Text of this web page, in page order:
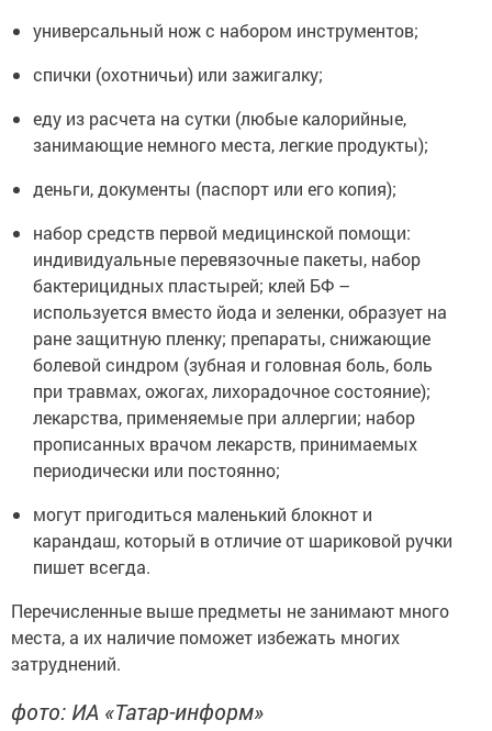
универсальный нож с набором инструментов;
спички (охотничьи) или зажигалку;
еду из расчета на сутки (любые калорийные,
занимающие немного места, легкие продукты);
деньги, документы (паспорт или его копия);
набор средств первой медицинской помощи:
индивидуальные перевязочные пакеты, набор
бактерицидных пластырей; клей БФ –
используется вместо йода и зеленки, образует на
ране защитную пленку; препараты, снижающие
болевой синдром (зубная и головная боль, боль
при травмах, ожогах, лихорадочное состояние);
лекарства, применяемые при аллергии; набор
прописанных врачом лекарств, принимаемых
периодически или постоянно;
могут пригодиться маленький блокнот и
карандаш, который в отличие от шариковой ручки
пишет всегда.
Перечисленные выше предметы не занимают много
места, а их наличие поможет избежать многих
затруднений.
фото: ИА «Татар-информ»